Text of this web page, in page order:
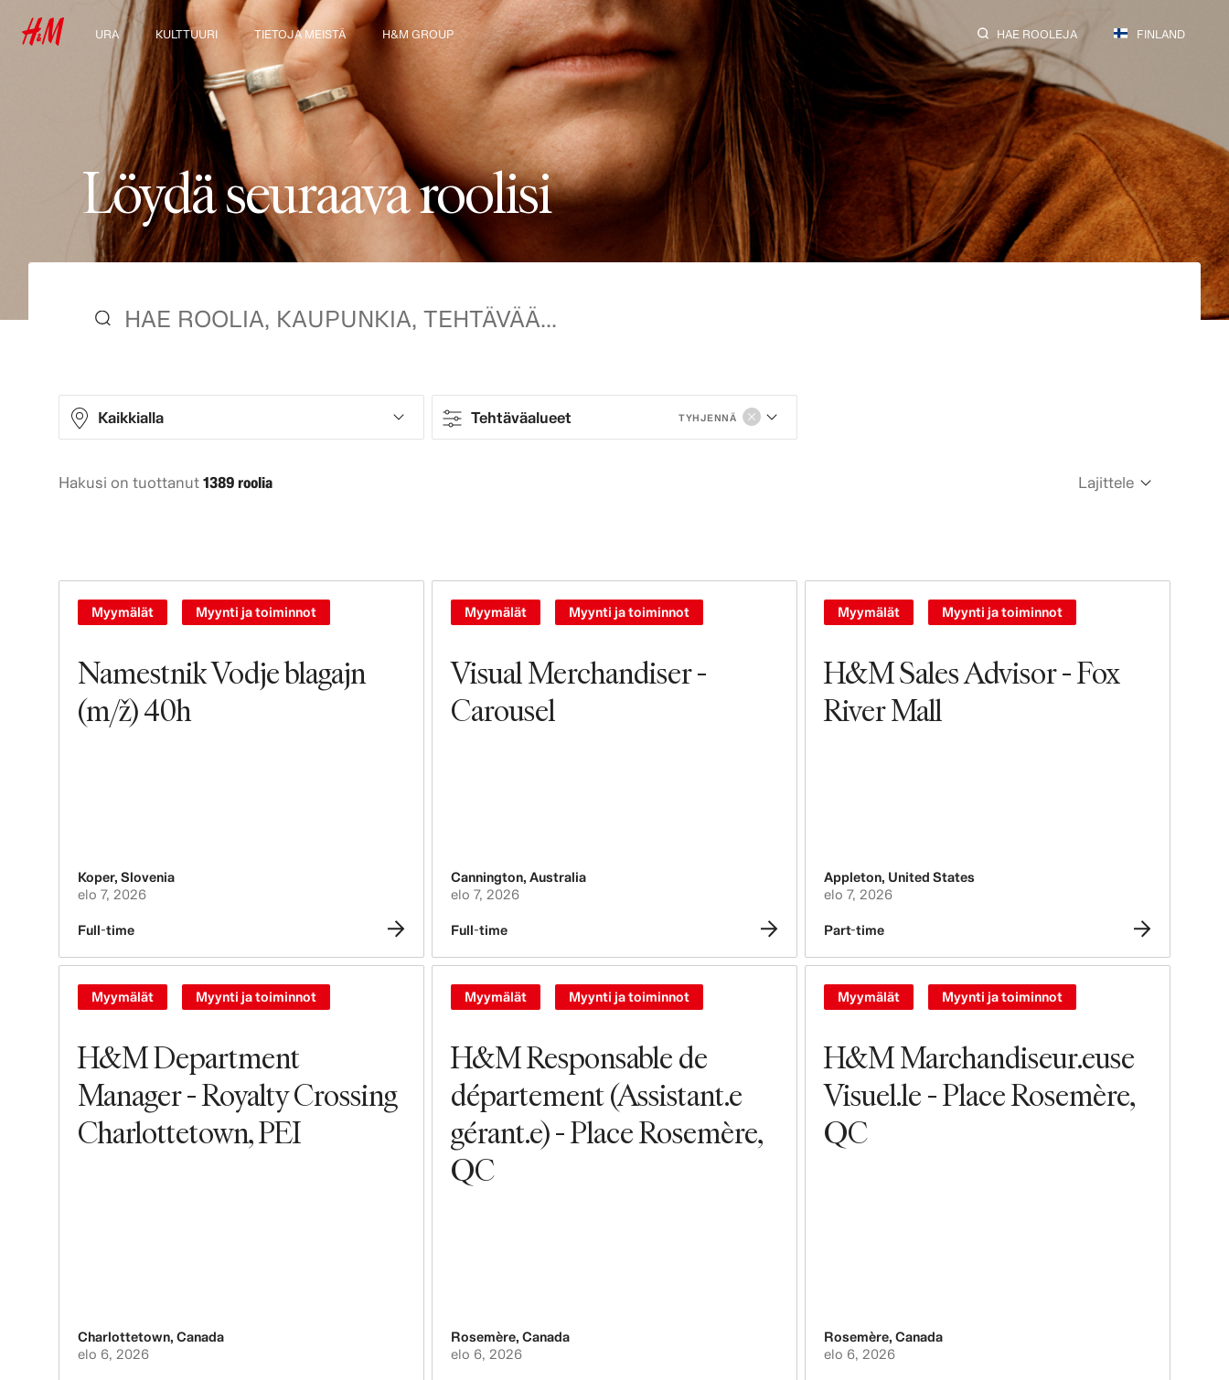
URA
Tutustu työtehtäviin
Opiskelijat ja ura
KULTTUURI
Kulttuurimme &
etumme
TIETOJA MEISTÄ
Keitä me olemme
Kestävä kehitys
Osallisuus ja
monimuotoisuus
H&M GROUP
Tutustu yritykseen
HAE ROOLEJA FINLAND
Löydäseuraavaroolisi
Kaikkialla
Europe
531
North America
South America
Tehtäväalueet TYHJENNÄ
Myynti ja toiminnot
Brändäys, markkinointi ja viestintä
Tekniikka, data ja innovaatiot
Osto ja hankinta
Logistiikka
Suunnittelu ja tuotekehitys
Laki, hallinto ja turvallisuus
Business Controlling
Hakusi on tuottanut 1389 roolia Lajittele
Namestnik Vodje blagajn
(m/ž) 40h
Myymälät Myynti ja toiminnot
Koper, Slovenia
elo 7, 2026
Full-time
Visual Merchandiser -
Carousel
Myymälät Myynti ja toiminnot
Cannington, Australia
elo 7, 2026
Full-time
H&M Sales Advisor - Fox
River Mall
Myymälät Myynti ja toiminnot
Appleton, United States
elo 7, 2026
Part-time
H&M Department
Manager - Royalty Crossing
Charlottetown, PEI
Myymälät Myynti ja toiminnot
Charlottetown, Canada
elo 6, 2026
H&M Responsable de
département (Assistant.e
gérant.e) - Place Rosemère,
QC
Myymälät Myynti ja toiminnot
Rosemère, Canada
elo 6, 2026
H&M Marchandiseur.euse
Visuel.le - Place Rosemère,
QC
Myymälät Myynti ja toiminnot
Rosemère, Canada
elo 6, 2026